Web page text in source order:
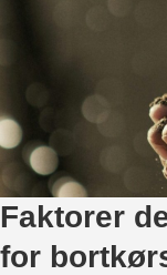
Faktorer
for